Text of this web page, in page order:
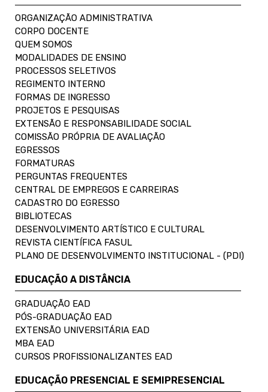
ORGANIZAÇÃO ADMINISTRATIVA
CORPO DOCENTE
QUEM SOMOS
MODALIDADES DE ENSINO
PROCESSOS SELETIVOS
REGIMENTO INTERNO
FORMAS DE INGRESSO
PROJETOS E PESQUISAS
EXTENSÃO E RESPONSABILIDADE SOCIAL
COMISSÃO PRÓPRIA DE AVALIAÇÃO
EGRESSOS
FORMATURAS
PERGUNTAS FREQUENTES
CENTRAL DE EMPREGOS E CARREIRAS
CADASTRO DO EGRESSO
BIBLIOTECAS
DESENVOLVIMENTO ARTÍSTICO E CULTURAL
REVISTA CIENTÍFICA FASUL
PLANO DE DESENVOLVIMENTO INSTITUCIONAL - (PDI)
EDUCAÇÃO A DISTÂNCIA
GRADUAÇÃO EAD
PÓS-GRADUAÇÃO EAD
EXTENSÃO UNIVERSITÁRIA EAD
MBA EAD
CURSOS PROFISSIONALIZANTES EAD
EDUCAÇÃO PRESENCIAL E SEMIPRESENCIAL